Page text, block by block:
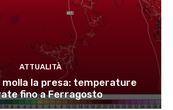
ATTUALITÀ
molla la presa: temperature
fino a Ferragosto